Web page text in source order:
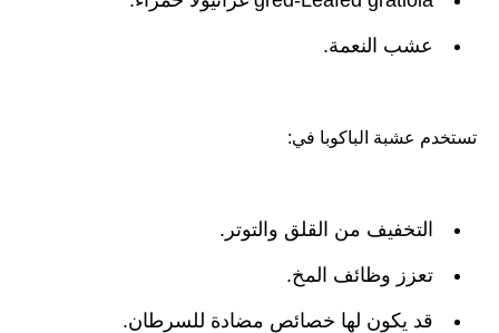
عشب النعمة.
تستخدم عشبة الباكوبا في:
التخفيف من القلق والتوتر.
تعزز وظائف المخ.
قد يكون لها خصائص مضادة للسرطان.